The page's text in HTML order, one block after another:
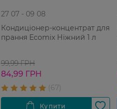
27 07 - 09 08
Кондиціонер-концентрат для
прання Ecomix Ніжний 1 л
99,99 ГРН
84,99 ГРН